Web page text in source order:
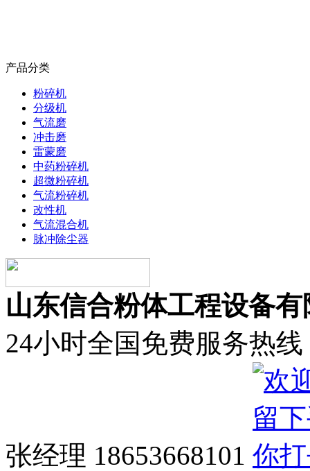
产品分类
粉碎机
分级机
气流磨
冲击磨
雷蒙磨
中药粉碎机
超微粉碎机
气流粉碎机
改性机
气流混合机
脉冲除尘器
山东信合粉体工程设备
24小时全国免费服务热线
张经理 18653668101